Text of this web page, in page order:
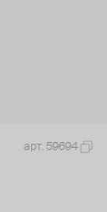
арт. 59694